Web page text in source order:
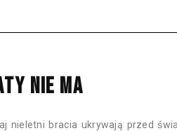
NIE MA
nieletni bracia ukrywają przed